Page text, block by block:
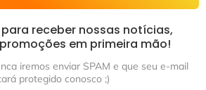
receber nossas notícias,
em primeira mão!
iremos enviar SPAM e que seu e-mail
protegido conosco ;)